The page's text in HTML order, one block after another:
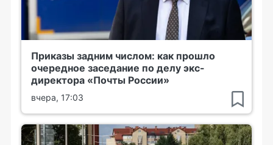
Приказы задним числом: как прошло
очередное заседание по делу экс-
директора «Почты России»
вчера, 17:03